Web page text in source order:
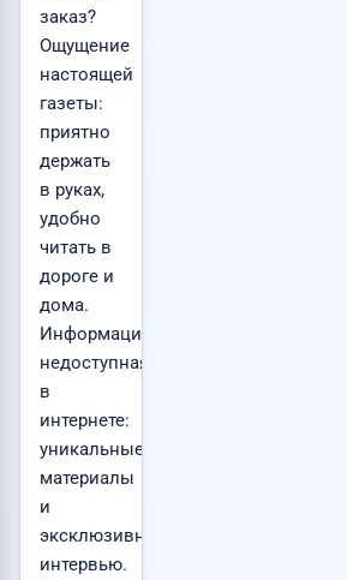
заказ?
Ощущение
настоящей
газеты:
приятно
держать
в руках,
удобно
читать в
дороге и
дома.
Информация,
недоступная
в
интернете:
уникальные
материалы
и
эксклюзивные
интервью.